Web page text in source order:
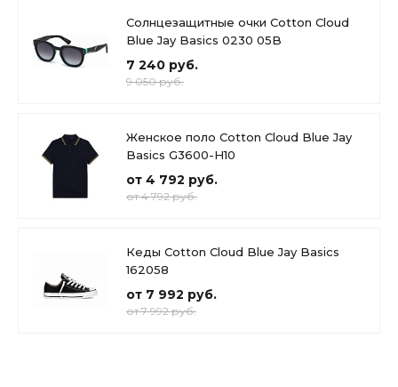
Солнцезащитные очки Cotton Cloud
Blue Jay Basics 0230 05B
7 240 руб.
9 050 руб.
Женское поло Cotton Cloud Blue Jay
Basics G3600-H10
от 4 792 руб.
от 4 792 руб.
Кеды Cotton Cloud Blue Jay Basics
162058
от 7 992 руб.
от 7 992 руб.